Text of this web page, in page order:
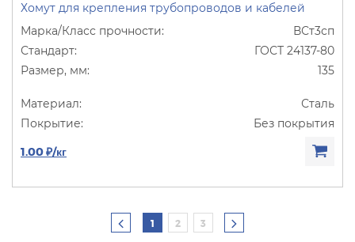
Хомут для крепления трубопроводов и кабелей
ВСт3сп
ГОСТ 24137-80
135
Сталь
Без покрытия
1.00 ₽/кг
1 2 3